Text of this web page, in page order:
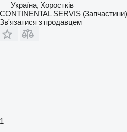
Україна, Хоростків
CONTINENTAL SERVIS (Запчастини)
Зв'язатися з продавцем
1